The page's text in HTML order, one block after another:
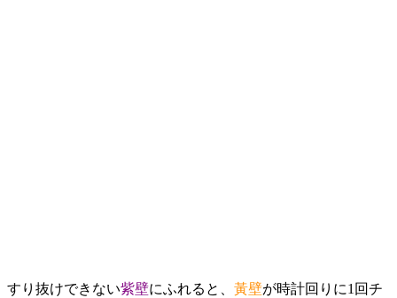
すり抜けできない紫壁にふれると、 黃壁が時計回りに1回チ